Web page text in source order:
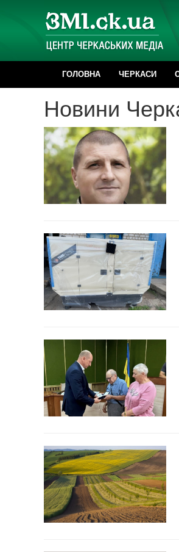
ГОЛОВНА ЧЕРКАСИ
Новини